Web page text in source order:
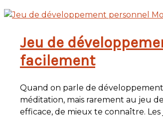
Jeu de
facilement
Quand on parle de
méditation, mais rarement au jeu
efficace, de mieux te connaître.